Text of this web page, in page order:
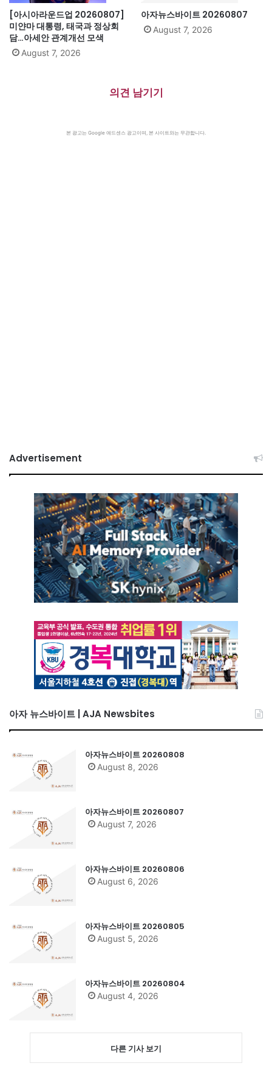
[아시아라운드업 20260807]
미얀마 대통령, 태국과 정상회
담…아세안 관계개선 모색
August 7, 2026
아자뉴스바이트 20260807
August 7, 2026
의견 남기기
본 광고는 Google 애드센스 광고이며, 본 사이트와는 무관합니다.
Advertisement
아자 뉴스바이트 | AJA Newsbites
아자뉴스바이트 20260808
August 8, 2026
아자뉴스바이트 20260807
August 7, 2026
아자뉴스바이트 20260806
August 6, 2026
아자뉴스바이트 20260805
August 5, 2026
아자뉴스바이트 20260804
August 4, 2026
다른 기사 보기